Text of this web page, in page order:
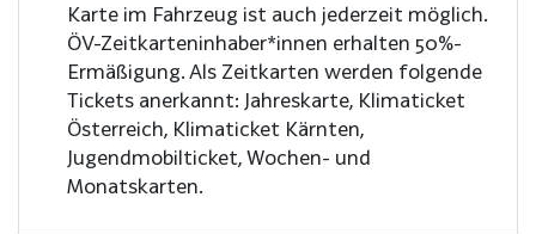
Karte im Fahrzeug ist auch jederzeit möglich.
ÖV-Zeitkarteninhaber*innen erhalten 50%-
Ermäßigung. Als Zeitkarten werden folgende
Tickets anerkannt: Jahreskarte, Klimaticket
Österreich, Klimaticket Kärnten,
Jugendmobilticket, Wochen- und
Monatskarten.